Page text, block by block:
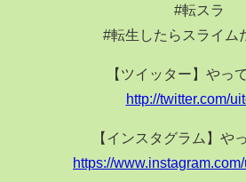
#転スラ
#転生したらスライム
【ツイッター】やっ
http://twitter.com/
【インスタグラム】や
https://